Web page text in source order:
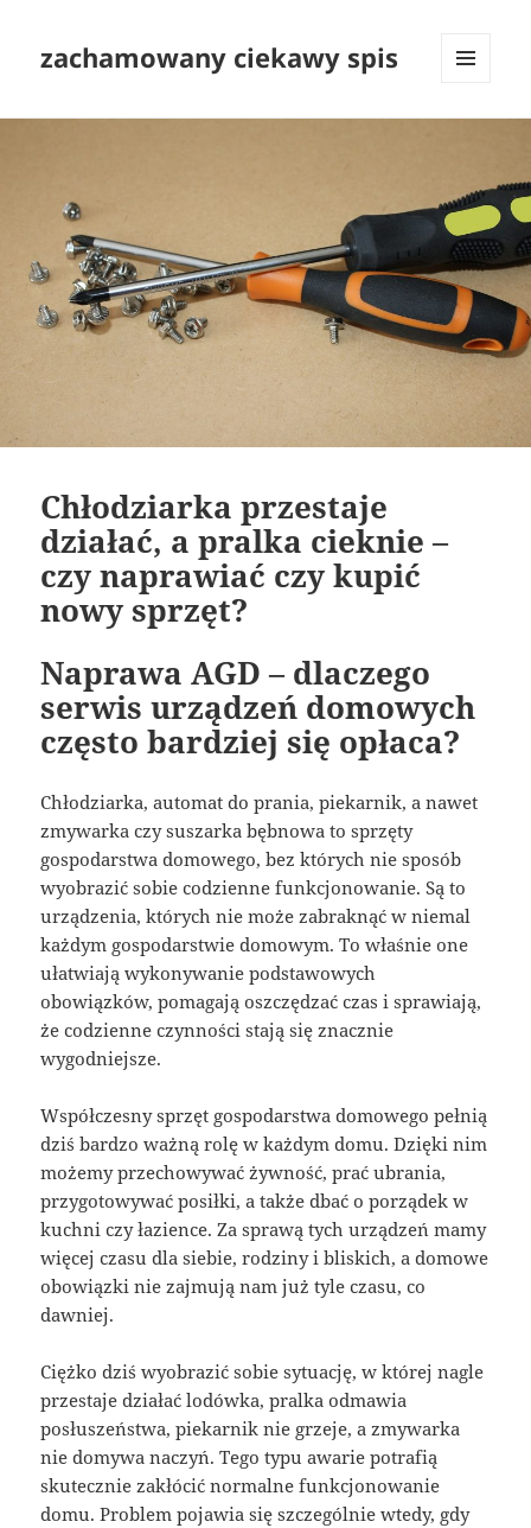
zachamowany ciekawy spis
Chłodziarka przestaje
działać, a pralka cieknie –
czy naprawiać czy kupić
nowy sprzęt?
Naprawa AGD – dlaczego
serwis urządzeń domowych
często bardziej się opłaca?
Chłodziarka, automat do prania, piekarnik, a nawet
zmywarka czy suszarka bębnowa to sprzęty
gospodarstwa domowego, bez których nie sposób
wyobrazić sobie codzienne funkcjonowanie. Są to
urządzenia, których nie może zabraknąć w niemal
każdym gospodarstwie domowym. To właśnie one
ułatwiają wykonywanie podstawowych
obowiązków, pomagają oszczędzać czas i sprawiają,
że codzienne czynności stają się znacznie
wygodniejsze.
Współczesny sprzęt gospodarstwa domowego pełnią
dziś bardzo ważną rolę w każdym domu. Dzięki nim
możemy przechowywać żywność, prać ubrania,
przygotowywać posiłki, a także dbać o porządek w
kuchni czy łazience. Za sprawą tych urządzeń mamy
więcej czasu dla siebie, rodziny i bliskich, a domowe
obowiązki nie zajmują nam już tyle czasu, co
dawniej.
Ciężko dziś wyobrazić sobie sytuację, w której nagle
przestaje działać lodówka, pralka odmawia
posłuszeństwa, piekarnik nie grzeje, a zmywarka
nie domywa naczyń. Tego typu awarie potrafią
skutecznie zakłócić normalne funkcjonowanie
domu. Problem pojawia się szczególnie wtedy, gdy